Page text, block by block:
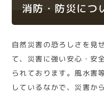
消防・防災につ
自然災害の恐ろしさを見
て、災害に強い安心・安
られております。風水害
しているなかで、災害か